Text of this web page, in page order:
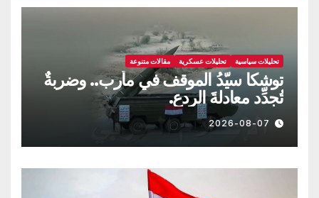
تحليلات سياسية تحليلات عسكرية مقالات متنوعة
توشكا سيّدُ الموقف في مأرب.. وضربةٌ
تُجدِّد معادلةَ الردع.
2026-08-07